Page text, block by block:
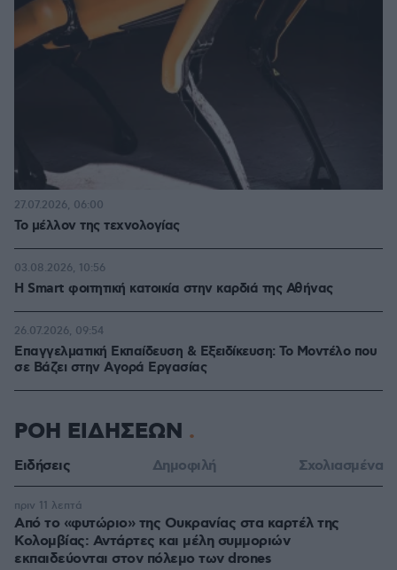
Το μέλλον της τεχνολογίας
27.07.2026, 06:00
Η Smart φοιτητική κατοικία στην καρδιά της Αθήνας
03.08.2026, 10:56
Επαγγελματική Εκπαίδευση & Εξειδίκευση: Το Mοντέλο που
σε Bάζει στην Aγορά Eργασίας
26.07.2026, 09:54
ΡΟΗ ΕΙΔΗΣΕΩΝ
Ειδήσεις Δημοφιλή Σχολιασμένα
Από το «φυτώριο» της Ουκρανίας στα καρτέλ της
Κολομβίας: Αντάρτες και μέλη συμμοριών
εκπαιδεύονται στον πόλεμο των drones
πριν 11 λεπτά